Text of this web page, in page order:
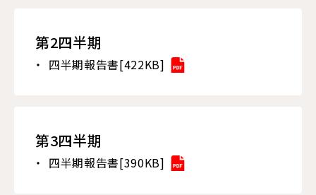
第2四半期
四半期報告書[422KB]
第3四半期
四半期報告書[390KB]